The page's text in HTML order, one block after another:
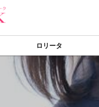
ロリータ